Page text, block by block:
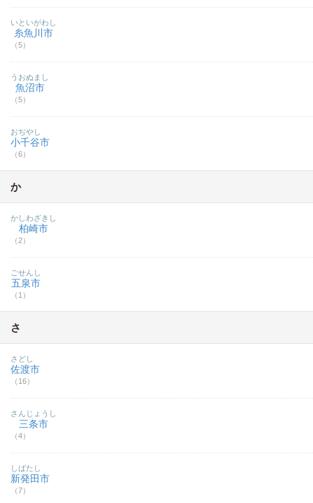
糸魚川市
（5）
いといがわし
魚沼市
（5）
うおぬまし
小千谷市
（6）
おぢやし
か
柏崎市
（2）
かしわざきし
五泉市
（1）
ごせんし
さ
佐渡市
（16）
さどし
三条市
（4）
さんじょうし
新発田市
（7）
しばたし